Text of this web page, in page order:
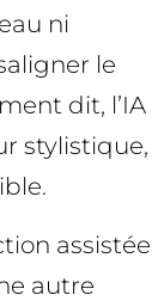
ni
le
dit, l’IA
stylistique,
assistée
autre